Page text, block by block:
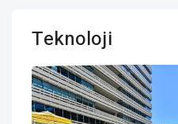
Teknoloji